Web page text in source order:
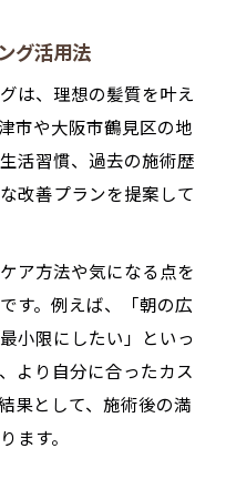
グ活用法
は、理想の髪質を叶え
市や大阪市鶴見区の地
活習慣、過去の施術歴
改善プランを提案して
ア方法や気になる点を
す。例えば、「朝の広
小限にしたい」といっ
より自分に合ったカス
果として、施術後の満
ます。